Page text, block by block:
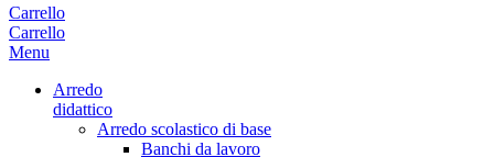
Carrello
Carrello
Menu
Arredo
didattico
Arredo scolastico di base
Banchi da lavoro